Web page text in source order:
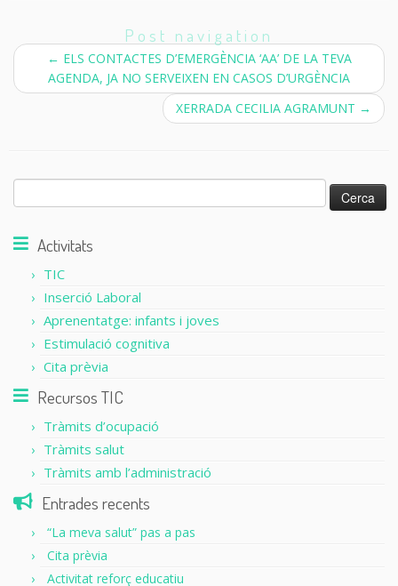
Post navigation
← ELS CONTACTES D’EMERGÈNCIA ‘AA’ DE LA TEVA
AGENDA, JA NO SERVEIXEN EN CASOS D’URGÈNCIA
XERRADA CECILIA AGRAMUNT →
Cerca:
Activitats
TIC
Inserció Laboral
Aprenentatge: infants i joves
Estimulació cognitiva
Cita prèvia
Recursos TIC
Tràmits d’ocupació
Tràmits salut
Tràmits amb l’administració
Entrades recents
“La meva salut” pas a pas
Cita prèvia
Activitat reforç educatiu